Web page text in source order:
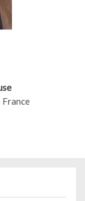
France